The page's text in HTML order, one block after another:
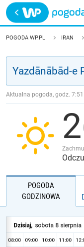
Trwa ładowanie
POLSKA
JAKOŚĆ POWIETRZA
POGODA WP.PL IRAN
Aktualna pogoda, godz. 7:51
POGODA
GODZINOWA